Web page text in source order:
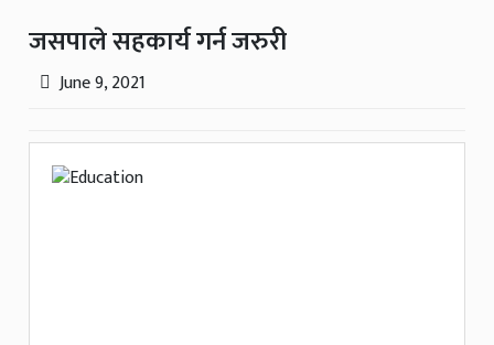
जसपाले सहकार्य गर्न जरुरी
June 9, 2021